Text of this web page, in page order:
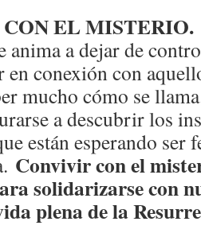
EL MISTERIO.
anima a dejar de
conexión con
mucho cómo se
a descubrir los
están esperando ser
Convivir con el
solidarizarse con
plena de la